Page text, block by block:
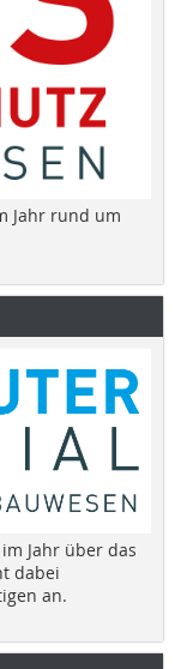
Jahr rund um
Jahr über das
dabei
an.